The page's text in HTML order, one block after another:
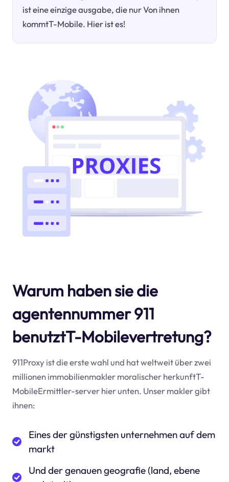
ist eine einzige ausgabe, die nur Von ihnen
kommtT-Mobile. Hier ist es!
Warum haben sie die
agentennummer 911
benutztT-Mobilevertretung?
911Proxy ist die erste wahl und hat weltweit über zwei
millionen immobilienmakler moralischer herkunftT-
MobileErmittler-server hier unten. Unser makler gibt
ihnen:
Eines der günstigsten unternehmen auf dem
markt
Und der genauen geografie (land, ebene